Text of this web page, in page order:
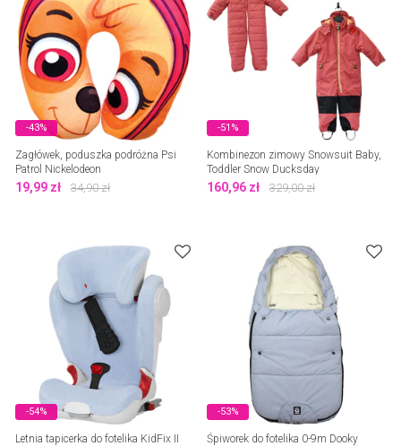
-43%
Zagłówek, poduszka podróżna Psi
Patrol Nickelodeon
19,99 zł 34,90zł
-51%
Kombinezon zimowy Snowsuit Baby,
Toddler Snow Ducksday
160,96 zł 329,00zł
-54%
Letnia tapicerka do fotelika KidFix II
-53%
Śpiworek do fotelika 0-9m Dooky